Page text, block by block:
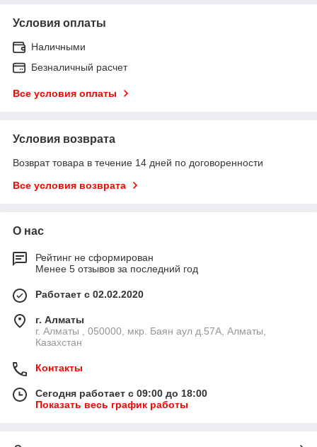
Условия оплаты
Наличными
Безналичный расчет
Все условия оплаты
Условия возврата
Возврат товара в течение 14 дней по договоренности
Все условия возврата
О нас
Рейтинг не сформирован
Менее 5 отзывов за последний год
Работает с 02.02.2020
г. Алматы
г. Алматы , 050000, мкр. Баян аул д.57А, Алматы,
Казахстан
Контакты
Сегодня работает с 09:00 до 18:00
Показать весь график работы